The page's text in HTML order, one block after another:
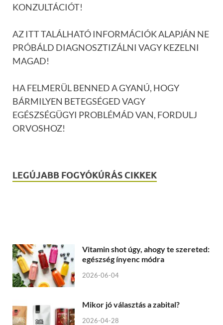
KONZULTÁCIÓT!
AZ ITT TALÁLHATÓ INFORMÁCIÓK ALAPJÁN NE
PRÓBÁLD DIAGNOSZTIZÁLNI VAGY KEZELNI
MAGAD!
HA FELMERÜL BENNED A GYANÚ, HOGY
BÁRMILYEN BETEGSÉGED VAGY
EGÉSZSÉGÜGYI PROBLÉMÁD VAN, FORDULJ
ORVOSHOZ!
LEGÚJABB FOGYÓKÚRÁS CIKKEK
Vitamin shot úgy, ahogy te szereted:
egészség ínyenc módra
2026-06-04
Mikor jó választás a zabital?
2026-04-28